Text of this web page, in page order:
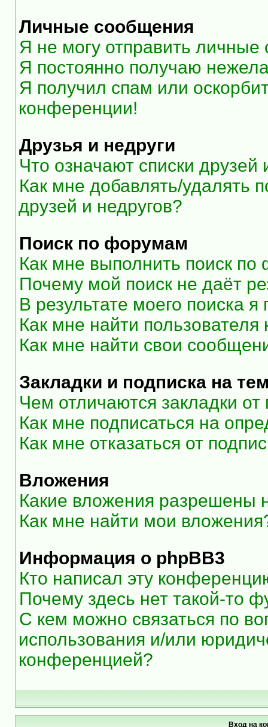
Личные сообщения
Я не могу отправить
Я постоянно получаю
Я получил спам или
конференции!
Друзья и недруги
Что означают списки друзей
Как мне добавлять/удалять
друзей и недругов?
Поиск по форумам
Как мне выполнить поиск
Почему мой поиск не даёт
В результате моего поиска
Как мне найти
Как мне найти свои
Закладки и подписка на
Чем отличаются закладки от
Как мне подписаться на
Как мне отказаться от
Вложения
Какие вложения разрешены
Как мне найти мои
Информация о phpBB3
Кто написал эту
Почему здесь нет такой-то
С кем можно связаться по
использования и/или
конференцией?
Вход на